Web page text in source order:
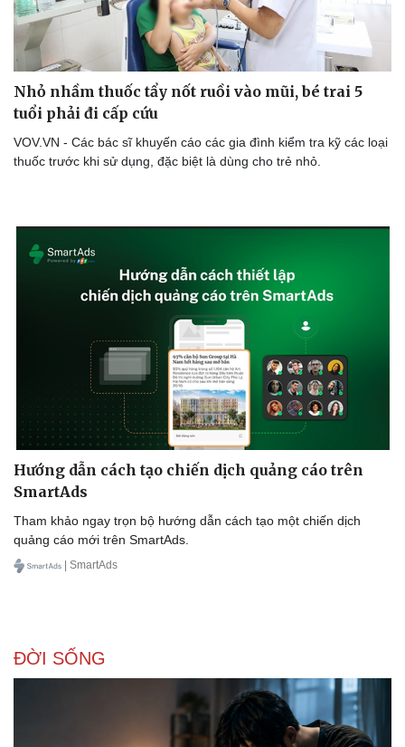
Doanh nghiệp
Thông tin doanh nghiệp
Doanh nghiệp 24h
Doanh nhân
Vì cộng đồng
Công nghệ
Sành điệu
Trải nghiệm
Chuyển đổi số
Nhỏ nhầm thuốc tẩy nốt ruồi vào mũi, bé trai 5
tuổi phải đi cấp cứu
VOV.VN - Các bác sĩ khuyến cáo các gia đình kiểm tra kỹ các loại
thuốc trước khi sử dụng, đặc biệt là dùng cho trẻ nhỏ.
Hướng dẫn cách tạo chiến dịch quảng cáo trên
SmartAds
Tham khảo ngay trọn bộ hướng dẫn cách tạo một chiến dịch
quảng cáo mới trên SmartAds.
| SmartAds
ĐỜI SỐNG